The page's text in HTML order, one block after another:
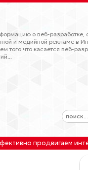
о веб-разработке,
и медийной рекламе в
того что касается веб-
продвигаем